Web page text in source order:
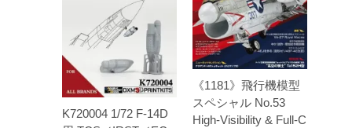
K720004 1/72 F-14D
《1181》飛行機模型
スペシャル No.53
High-Visibility & Full-C